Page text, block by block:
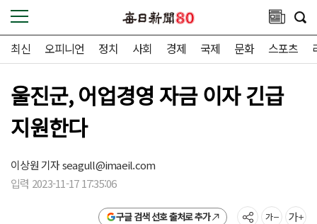
최신 오피니언 정치 사회 경제 국제 문화 스포츠
울진군, 어업경영 자금 이자 긴급
지원한다
이상원 기자seagull@imaeil.com
입력 2023-11-17 17:35:06
구글 검색 선호 출처로 추가